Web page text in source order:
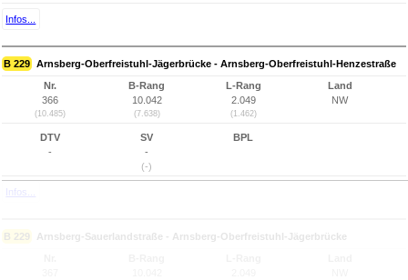
Infos...
B 229 Arnsberg-Oberfreistuhl-Jägerbrücke - Arnsberg-Oberfreistuhl-Henzestraße
Nr.
366
(10.485)
B-Rang
10.042
(7.638)
L-Rang
2.049
(1.462)
Land
NW
DTV
-
SV
-
(-)
BPL
Infos...
B 229 Arnsberg-Sauerlandstraße - Arnsberg-Oberfreistuhl-Jägerbrücke